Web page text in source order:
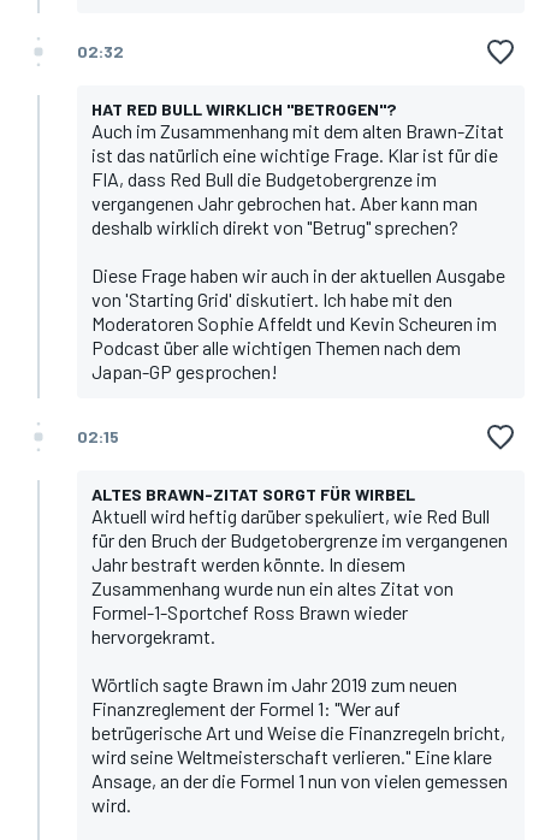
02:32
HAT RED BULL WIRKLICH "BETROGEN"?
Auch im Zusammenhang mit dem alten Brawn-Zitat
ist das natürlich eine wichtige Frage. Klar ist für die
FIA, dass Red Bull die Budgetobergrenze im
vergangenen Jahr gebrochen hat. Aber kann man
deshalb wirklich direkt von "Betrug" sprechen?
Diese Frage haben wir auch in der aktuellen Ausgabe
von 'Starting Grid' diskutiert. Ich habe mit den
Moderatoren Sophie Affeldt und Kevin Scheuren im
Podcast über alle wichtigen Themen nach dem
Japan-GP gesprochen!
02:15
ALTES BRAWN-ZITAT SORGT FÜR WIRBEL
Aktuell wird heftig darüber spekuliert, wie Red Bull
für den Bruch der Budgetobergrenze im vergangenen
Jahr bestraft werden könnte. In diesem
Zusammenhang wurde nun ein altes Zitat von
Formel-1-Sportchef Ross Brawn wieder
hervorgekramt.
Wörtlich sagte Brawn im Jahr 2019 zum neuen
Finanzreglement der Formel 1: "Wer auf
betrügerische Art und Weise die Finanzregeln bricht,
wird seine Weltmeisterschaft verlieren." Eine klare
Ansage, an der die Formel 1 nun von vielen gemessen
wird.